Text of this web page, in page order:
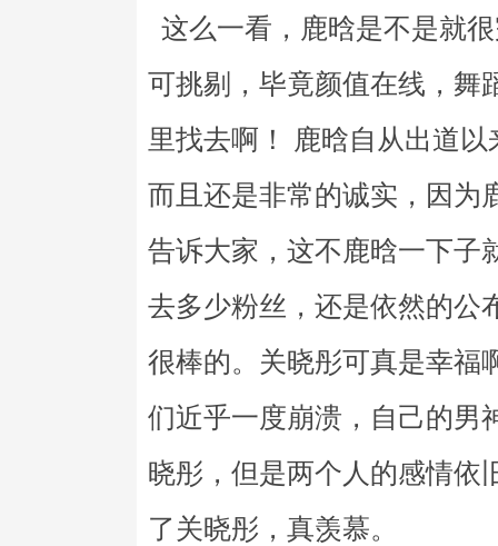
这么一看，鹿晗是不是就
可挑剔，毕竟颜值在线，舞
里找去啊！ 鹿晗自从出道
而且还是非常的诚实，因为
告诉大家，这不鹿晗一下子
去多少粉丝，还是依然的公
很棒的。关晓彤可真是幸福
们近乎一度崩溃，自己的男
晓彤，但是两个人的感情依
了关晓彤，真羡慕。